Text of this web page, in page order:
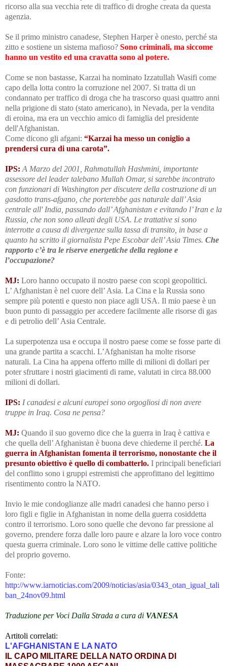
ricorso alla sua vecchia rete di traffico di droghe creata da questa
agenzia.
Se il primo ministro canadese, Stephen Harper è onesto, perché sta
zitto e sostiene un sistema mafioso? Sono criminali, ma siccome
hanno un vestito ed una cravatta sono al potere.
Come se non bastasse, Karzai ha nominato Izzatullah Wasifi come
capo della lotta contro la corruzione nel 2007. Si tratta di un
condannato per traffico di droga che ha trascorso quasi quattro anni
nella prigione di stato (stato americano), in Nevada, per la vendita
di eroina, ma era un vecchio amico di famiglia del presidente
dell'Afghanistan.
Come dicono gli afgani: “Karzai ha messo un coniglio a
prendersi cura di una carota”.
IPS: A Marzo del 2001, Rahmatullah Hashmini, importante
assessore del leader talebano Mullah Omar, si sarebbe incontrato
con funzionari di Washington per discutere della costruzione di un
gasdotto trans-afgano, che porterebbe gas naturale dall’ Asia
centrale all' India, passando dall’ Afghanistan e evitando l’ Iran e la
Russia, che non sono alleati degli USA. Le trattative si sono
interrotte a causa di divergenze sulla tassa di transito, in base a
quanto ha scritto il giornalista Pepe Escobar dell’ Asia Times. Che
rapporto c’è tra le riserve energetiche della regione e
l’occupazione?
MJ: Loro hanno occupato il nostro paese con scopi geopolitici.
L’ Afghanistan è nel cuore dell’ Asia. La Cina e la Russia sono
sempre più potenti e questo non piace agli USA. Il mio paese è un
buon punto di passaggio per accedere facilmente alle risorse di gas
e di petrolio dell’ Asia Centrale.
La superpotenza usa e occupa il nostro paese come se fosse parte di
una grande partita a scacchi. L’Afghanistan ha molte risorse
naturali. La Cina ha appena offerto mille di milioni di dollari per
poter sfruttare i nostri giacimenti di rame, valutati in circa 88.000
milioni di dollari.
IPS: I canadesi e alcuni europei sono orgogliosi di non avere
truppe in Iraq. Cosa ne pensa?
MJ: Quando il suo governo dice che la guerra in Iraq è cattiva e
che quella dell’ Afghanistan è buona deve chiederne il perché. La
guerra in Afghanistan fomenta il terrorismo, nonostante che il
presunto obiettivo è quello di combatterlo. I principali beneficiari
del conflitto sono i gruppi estremisti che approfittano del legittimo
risentimento contro la NATO.
Invio le mie condoglianze alle madri canadesi che hanno perso i
loro figli e figlie in Afghanistan in nome della guerra cosiddetta
contro il terrorismo. Loro sono quelle che devono far pressione al
governo, prendere forza dalle loro paure e alzare la loro voce contro
questa guerra criminale. Loro sono le vittime delle cattive politiche
del proprio governo.
Fonte:
http://www.iarnoticias.com/2009/noticias/asia/0343_otan_igual_tali
ban_24nov09.html
Traduzione per Voci Dalla Strada a cura di VANESA
Artitoli correlati:
L'AFGHANISTAN E LA NATO
IL CAPO MILITARE DELLA NATO ORDINA DI